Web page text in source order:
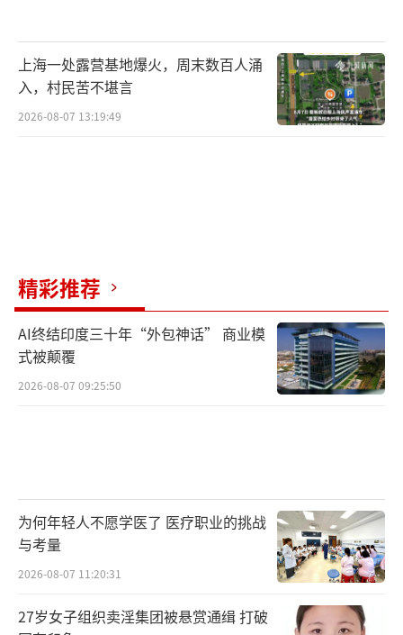
上海一处露营基地爆火，周末数百人涌
入，村民苦不堪言
2026-08-07 13:19:49
精彩推荐
AI终结印度三十年“外包神话” 商业模
式被颠覆
2026-08-07 09:25:50
为何年轻人不愿学医了 医疗职业的挑战
与考量
2026-08-07 11:20:31
27岁女子组织卖淫集团被悬赏通缉 打破